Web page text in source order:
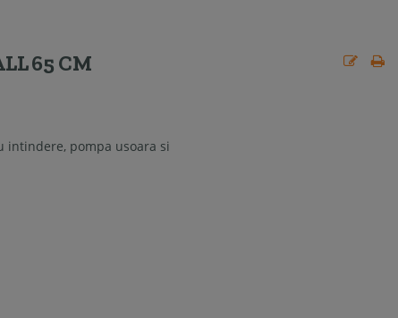
65 CM
intindere, pompa usoara si